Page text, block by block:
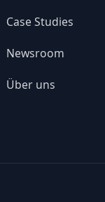
Case Studies
Newsroom
Über uns